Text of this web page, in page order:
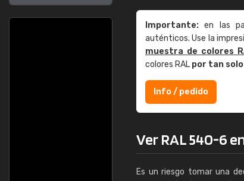
Importante: en las
auténticos. Use la
muestra de colores
colores RAL por tan
Info / pedido
Ver RAL 540-6
Es un riesgo tomar una